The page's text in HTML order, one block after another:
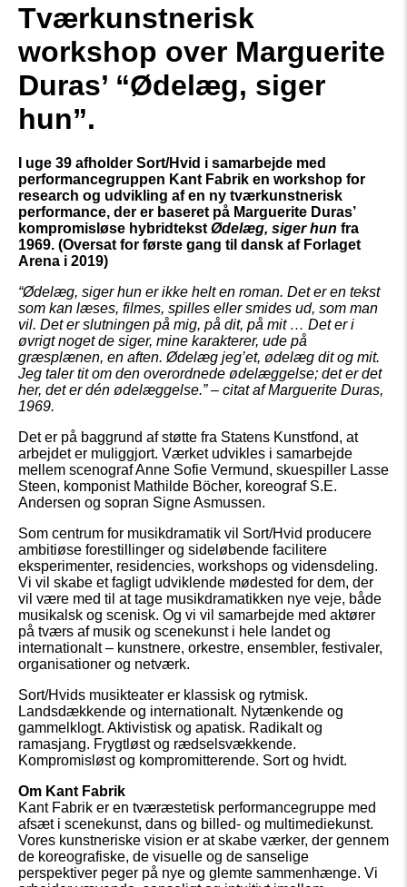
Tværkunstnerisk
workshop over Marguerite
Duras’ “Ødelæg, siger
hun”.
I uge 39 afholder Sort/Hvid i samarbejde med
performancegruppen Kant Fabrik en workshop for
research og udvikling af en ny tværkunstnerisk
performance, der er baseret på Marguerite Duras’
kompromisløse hybridtekst Ødelæg, siger hun fra
1969. (Oversat for første gang til dansk af Forlaget
Arena i 2019)
“Ødelæg, siger hun er ikke helt en roman. Det er en tekst
som kan læses, filmes, spilles eller smides ud, som man
vil. Det er slutningen på mig, på dit, på mit … Det er i
øvrigt noget de siger, mine karakterer, ude på
græsplænen, en aften. Ødelæg jeg’et, ødelæg dit og mit.
Jeg taler tit om den overordnede ødelæggelse; det er det
her, det er dén ødelæggelse.” – citat af Marguerite Duras,
1969.
Det er på baggrund af støtte fra Statens Kunstfond, at
arbejdet er muliggjort. Værket udvikles i samarbejde
mellem scenograf Anne Sofie Vermund, skuespiller Lasse
Steen, komponist Mathilde Böcher, koreograf S.E.
Andersen og sopran Signe Asmussen.
Som centrum for musikdramatik vil Sort/Hvid producere
ambitiøse forestillinger og sideløbende facilitere
eksperimenter, residencies, workshops og vidensdeling.
Vi vil skabe et fagligt udviklende mødested for dem, der
vil være med til at tage musikdramatikken nye veje, både
musikalsk og scenisk. Og vi vil samarbejde med aktører
på tværs af musik og scenekunst i hele landet og
internationalt – kunstnere, orkestre, ensembler, festivaler,
organisationer og netværk.
Sort/Hvids musikteater er klassisk og rytmisk.
Landsdækkende og internationalt. Nytænkende og
gammelklogt. Aktivistisk og apatisk. Radikalt og
ramasjang. Frygtløst og rædselsvækkende.
Kompromisløst og kompromitterende. Sort og hvidt.
Om Kant Fabrik
Kant Fabrik er en tværæstetisk performancegruppe med
afsæt i scenekunst, dans og billed- og multimediekunst.
Vores kunstneriske vision er at skabe værker, der gennem
de koreografiske, de visuelle og de sanselige
perspektiver peger på nye og glemte sammenhænge. Vi